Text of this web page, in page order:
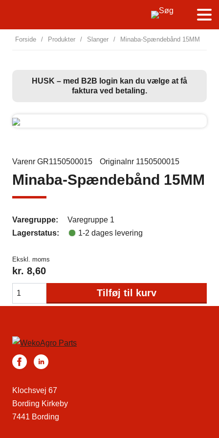
Forside / Produkter / Slanger / Minaba-Spændebånd 15MM
HUSK – med B2B login kan du vælge at få
faktura ved betaling.
Varenr GR1150500015 Originalnr 1150500015
Minaba-Spændebånd 15MM
Varegruppe:
Varegruppe 1
Lagerstatus:
1-2 dages levering
Ekskl. moms
kr. 8,60
Tilføj til kurv
Klochsvej 67
Bording Kirkeby
7441 Bording